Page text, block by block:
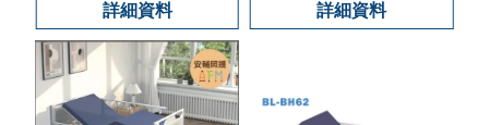
詳細資料 詳細資料